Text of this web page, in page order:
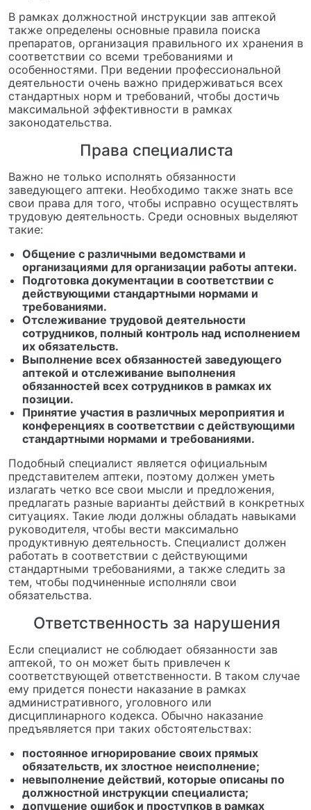
В рамках должностной инструкции зав аптекой
также определены основные правила поиска
препаратов, организация правильного их хранения в
соответствии со всеми требованиями и
особенностями. При ведении профессиональной
деятельности очень важно придерживаться всех
стандартных норм и требований, чтобы достичь
максимальной эффективности в рамках
законодательства.
Права специалиста
Важно не только исполнять обязанности
заведующего аптеки. Необходимо также знать все
свои права для того, чтобы исправно осуществлять
трудовую деятельность. Среди основных выделяют
такие:
Общение с различными ведомствами и
организациями для организации работы аптеки.
Подготовка документации в соответствии с
действующими стандартными нормами и
требованиями.
Отслеживание трудовой деятельности
сотрудников, полный контроль над исполнением
их обязательств.
Выполнение всех обязанностей заведующего
аптекой и отслеживание выполнения
обязанностей всех сотрудников в рамках их
позиции.
Принятие участия в различных мероприятия и
конференциях в соответствии с действующими
стандартными нормами и требованиями.
Подобный специалист является официальным
представителем аптеки, поэтому должен уметь
излагать четко все свои мысли и предложения,
предлагать разные варианты действий в конкретных
ситуациях. Такие люди должны обладать навыками
руководителя, чтобы вести максимально
продуктивную деятельность. Специалист должен
работать в соответствии с действующими
стандартными требованиями, а также следить за
тем, чтобы подчиненные исполняли свои
обязательства.
Ответственность за нарушения
Если специалист не соблюдает обязанности зав
аптекой, то он может быть привлечен к
соответствующей ответственности. В таком случае
ему придется понести наказание в рамках
административного, уголовного или
дисциплинарного кодекса. Обычно наказание
предъявляется при таких обстоятельствах:
постоянное игнорирование своих прямых
обязательств, их злостное неисполнение;
невыполнение действий, которые описаны по
должностной инструкции специалиста;
допущение ошибок и проступков в рамках